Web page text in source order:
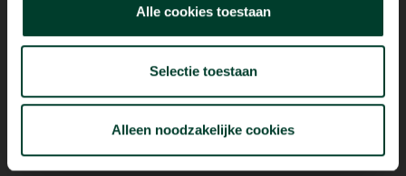
Alle cookies toestaan
Selectie toestaan
Alleen noodzakelijke cookies